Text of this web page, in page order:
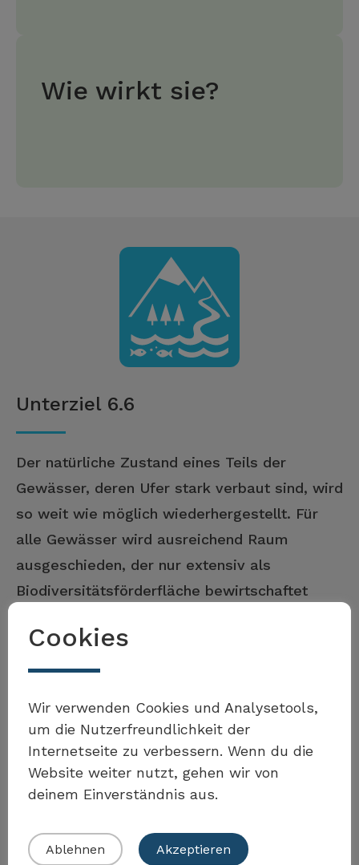
Wie wirkt sie?
Unterziel 6.6
Der natürliche Zustand eines Teils der
Gewässer, deren Ufer stark verbaut sind, wird
so weit wie möglich wiederhergestellt. Für
alle Gewässer wird ausreichend Raum
ausgeschieden, der nur extensiv als
Biodiversitätsförderfläche bewirtschaftet
Wasserkraftnutzung auf die Gewässer
(Schwall-Sunk, Geschiebehaushalt,
Beitrag der Massnahme
Möchten Sie Teil der Toolbox
sein?
Cookies
Wir verwenden Cookies und Analysetools,
um die Nutzerfreundlichkeit der
Internetseite zu verbessern. Wenn du die
Website weiter nutzt, gehen wir von
deinem Einverständnis aus.
Ablehnen Akzeptieren